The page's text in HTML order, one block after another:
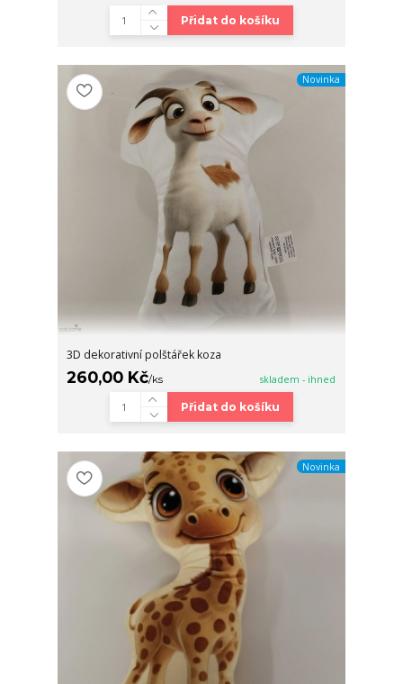
Přidat do košíku
Novinka
3D dekorativní polštářek koza
260,00 Kč/ks skladem - ihned
Přidat do košíku
Novinka